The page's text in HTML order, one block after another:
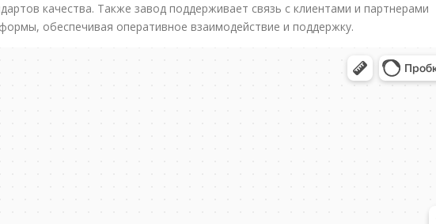
качества. Также завод поддерживает связь с клиентами и партнерами
обеспечивая оперативное взаимодействие и поддержку.